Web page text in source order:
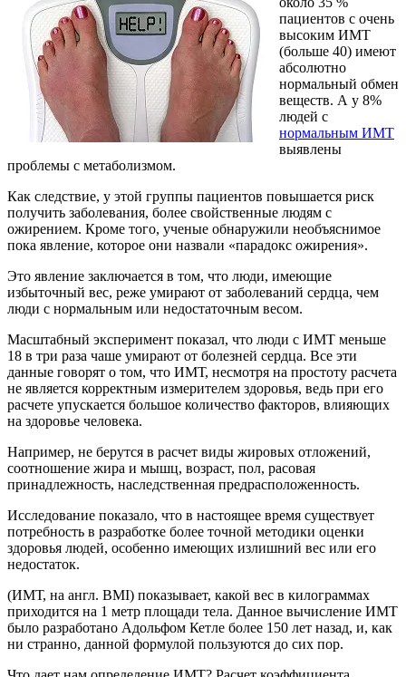
пациентов с очень
высоким ИМТ
(больше 40) имеют
абсолютно
нормальный обмен
веществ. А у 8%
людей с
нормальным ИМТ
выявлены
проблемы с метаболизмом.
Как следствие, у этой группы пациентов повышается риск
получить заболевания, более свойственные людям с
ожирением. Кроме того, ученые обнаружили необъяснимое
пока явление, которое они назвали «парадокс ожирения».
Это явление заключается в том, что люди, имеющие
избыточный вес, реже умирают от заболеваний сердца, чем
люди с нормальным или недостаточным весом.
Масштабный эксперимент показал, что люди с ИМТ меньше
18 в три раза чаше умирают от болезней сердца. Все эти
данные говорят о том, что ИМТ, несмотря на простоту расчета
не является корректным измерителем здоровья, ведь при его
расчете упускается большое количество факторов, влияющих
на здоровье человека.
Например, не берутся в расчет виды жировых отложений,
соотношение жира и мышц, возраст, пол, расовая
принадлежность, наследственная предрасположенность.
Исследование показало, что в настоящее время существует
потребность в разработке более точной методики оценки
здоровья людей, особенно имеющих излишний вес или его
недостаток.
(ИМТ, на англ. BMI) показывает, какой вес в килограммах
приходится на 1 метр площади тела. Данное вычисление ИМТ
было разработано Адольфом Кетле более 150 лет назад, и, как
ни странно, данной формулой пользуются до сих пор.